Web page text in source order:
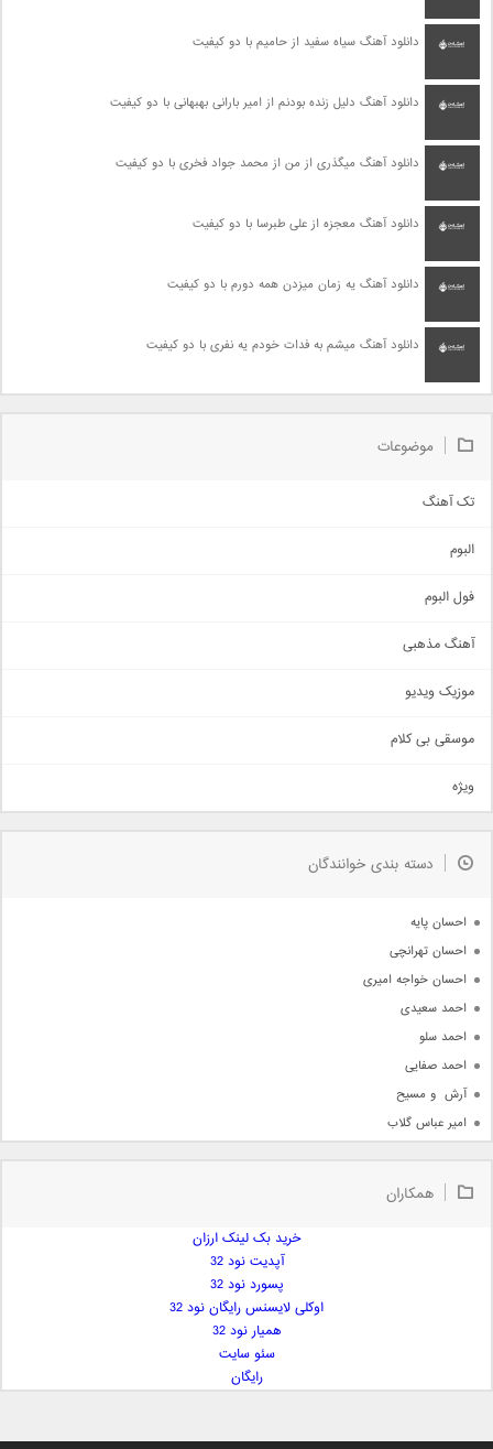
دانلود آهنگ سیاه سفید از حامیم با دو کیفیت
دانلود آهنگ دلیل زنده بودنم از امیر بارانی بهبهانی با دو کیفیت
دانلود آهنگ میگذری از من از محمد جواد فخری با دو کیفیت
دانلود آهنگ معجزه از علی طبرسا با دو کیفیت
دانلود آهنگ یه زمان میزدن همه دورم با دو کیفیت
دانلود آهنگ میشم به فدات خودم یه نفری با دو کیفیت
موضوعات
تک آهنگ
اجتماعی
حماسی
سنتی
اهنگ بندرعباسی
دمو
مذهبی
جدیدترین ها
البوم
فول البوم
آهنگ مذهبی
موزیک ویدیو
موسقی بی کلام
ویژه
دسته بندی خوانندگان
احسان پایه
احسان تهرانچی
احسان خواجه امیری
احمد سعیدی
احمد سلو
احمد صفایی
آرش  و مسیح
امیر عباس گلاب
امیر علی
ایمان فلاح
همکاران
خرید بک لینک ارزان
آپدیت نود 32
پسورد نود 32
اوکلی لایسنس رایگان نود 32
همیار نود 32
سئو سایت
رایگان